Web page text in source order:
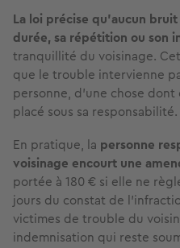
La loi précise qu’aucun
durée, sa répétition ou son
tranquillité du voisinage.
que le trouble intervienne
personne, d’une chose
placé sous sa responsabilité.
En pratique, la personne
voisinage encourt une
portée à 180 € si elle ne
jours du constat de
victimes de trouble du
indemnisation qui reste